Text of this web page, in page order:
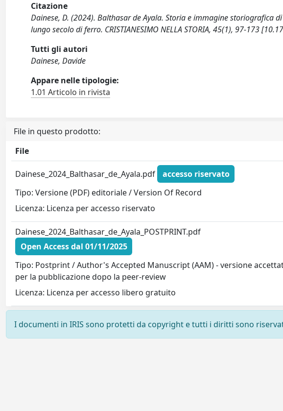
Citazione
Dainese, D. (2024). Balthasar de Ayala. Storia e immagine storiografica
lungo secolo di ferro. CRISTIANESIMO NELLA STORIA, 45(1), 97-173
Tutti gli autori
Dainese, Davide
Appare nelle tipologie:
1.01 Articolo in rivista
File in questo prodotto:
File
Dainese_2024_Balthasar_de_Ayala.pdf
accesso riservato
Tipo: Versione (PDF) editoriale / Version Of Record
Licenza: Licenza per accesso riservato
Dainese_2024_Balthasar_de_Ayala_POSTPRINT.pdf
Open Access dal 01/11/2025
Tipo: Postprint / Author's Accepted Manuscript (AAM) - versione
per la pubblicazione dopo la peer-review
Licenza: Licenza per accesso libero gratuito
I documenti in IRIS sono protetti da copyright e tutti i diritti sono